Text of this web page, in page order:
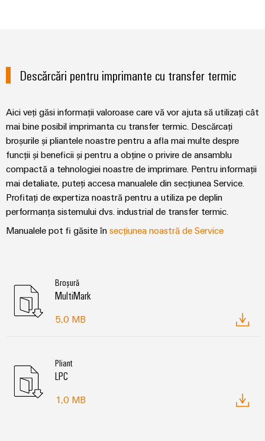
Descărcări pentru imprimante cu transfer termic
Aici veți găsi informații valoroase care vă vor ajuta să utilizați cât
mai bine posibil imprimanta cu transfer termic. Descărcați
broșurile și pliantele noastre pentru a afla mai multe despre
funcții și beneficii și pentru a obține o privire de ansamblu
compactă a tehnologiei noastre de imprimare. Pentru informații
mai detaliate, puteți accesa manualele din secțiunea Service.
Profitați de expertiza noastră pentru a utiliza pe deplin
performanța sistemului dvs. industrial de transfer termic.
Manualele pot fi găsite în secțiunea noastră de Service
Broșură
MultiMark
5,0 MB
Pliant
LPC
1,0 MB